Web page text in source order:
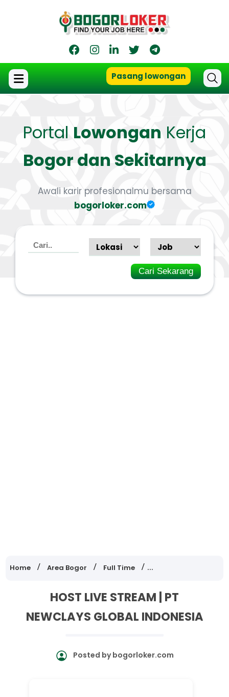
Pasang lowongan
Portal Lowongan Kerja
Bogor dan Sekitarnya
Awali karir profesionalmu bersama
bogorloker.com
Cari Sekarang
Home Area Bogor Full Time Lowongan Kerja
HOST LIVE STREAM | PT
NEWCLAYS GLOBAL INDONESIA
Posted bybogorloker.com